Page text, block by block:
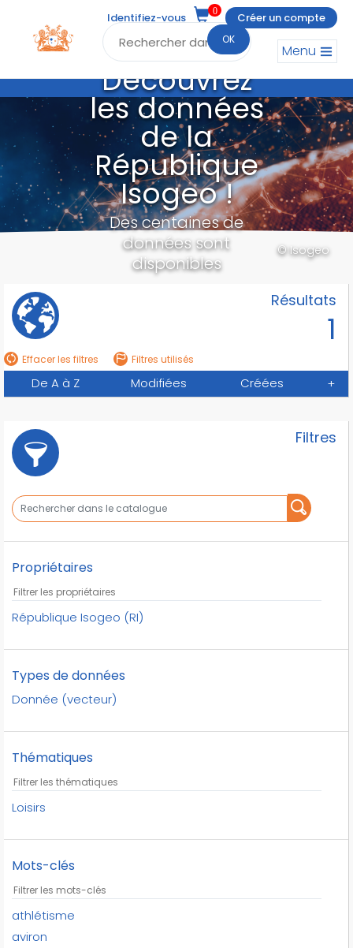
OK
Menu
Identifiez-vous
0
Créer un compte
Découvrez
les données
de la
République
Isogeo !
Des centaines de
données sont
disponibles
© Isogeo
Résultats
1
Effacer les filtres Filtres utilisés
De A à Z Modifiées Créées +
Filtres
Propriétaires
République Isogeo (RI)
Types de données
Donnée (vecteur)
Thématiques
Loisirs
Mots-clés
athlétisme
aviron